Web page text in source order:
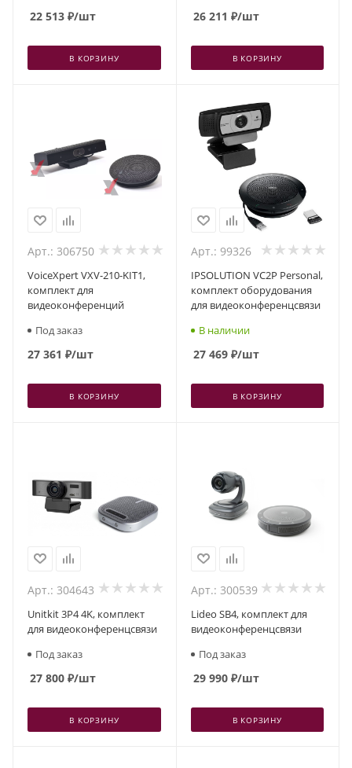
22 513 ₽/шт
В КОРЗИНУ
26 211 ₽/шт
В КОРЗИНУ
Арт.: 306750
VoiceXpert VXV-210-KIT1,
комплект для
видеоконференций
Под заказ
27 361 ₽/шт
В КОРЗИНУ
Арт.: 99326
IPSOLUTION VC2P Personal,
комплект оборудования
для видеоконференцсвязи
В наличии
27 469₽/шт
В КОРЗИНУ
Арт.: 304643
Unitkit 3P4 4K, комплект
для видеоконференцсвязи
Под заказ
27 800 ₽/шт
В КОРЗИНУ
Арт.: 300539
Lideo SB4, комплект для
видеоконференцсвязи
Под заказ
29 990₽/шт
В КОРЗИНУ